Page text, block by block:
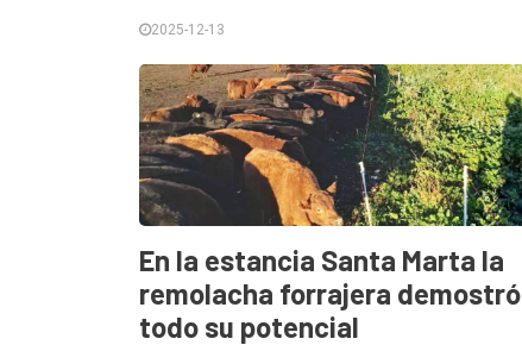
2025-12-13
En la estancia Santa Marta la
remolacha forrajera demostró
todo su potencial